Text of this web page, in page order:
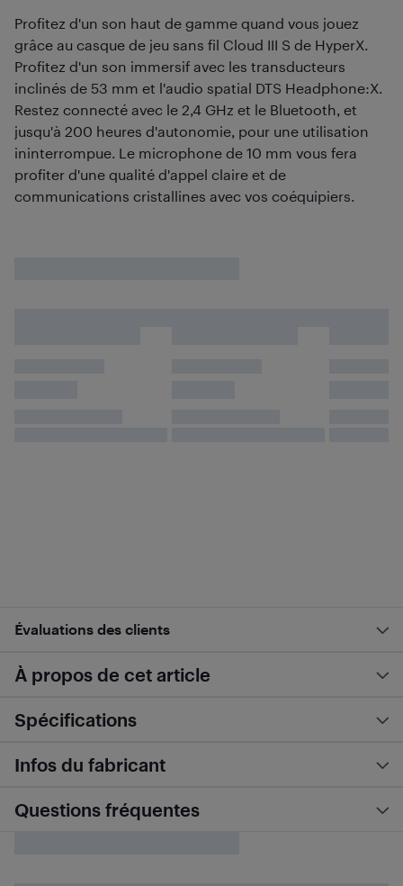
Profitez d'un son haut de gamme quand vous jouez
grâce au casque de jeu sans fil Cloud III S de HyperX.
Profitez d'un son immersif avec les transducteurs
inclinés de 53 mm et l'audio spatial DTS Headphone:X.
Restez connecté avec le 2,4 GHz et le Bluetooth, et
jusqu'à 200 heures d'autonomie, pour une utilisation
ininterrompue. Le microphone de 10 mm vous fera
profiter d'une qualité d'appel claire et de
communications cristallines avec vos coéquipiers.
Évaluations des clients
À propos de cet article
Spécifications
Infos du fabricant
Questions fréquentes